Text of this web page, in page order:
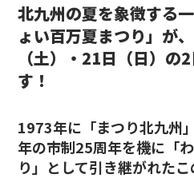
北九州の夏を象徴する
ょい百万夏まつり」が
（土）・21日（日）の
す！
1973年に「まつり北九州
年の市制25周年を機に「
り」として引き継がれたこ